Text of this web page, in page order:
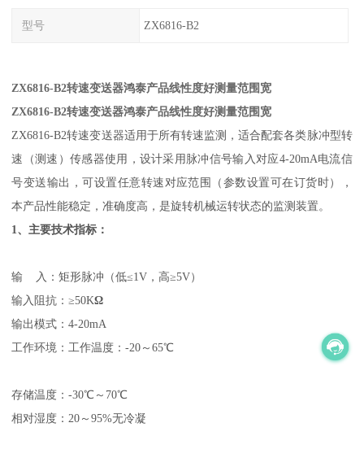
型号 ZX6816-B2
ZX6816-B2转速变送器鸿泰产品线性度好测量范围宽
ZX6816-B2转速变送器鸿泰产品线性度好测量范围宽
ZX6816-B2转速变送器适用于所有转速监测，适合配套各类脉冲型转
速（测速）传感器使用，设计采用脉冲信号输入对应4-20mA电流信
号变送输出，可设置任意转速对应范围（参数设置可在订货时），
本产品性能稳定，准确度高，是旋转机械运转状态的监测装置。
1、主要技术指标：
输 入：矩形脉冲（低≤1V，高≥5V）
输入阻抗：≥50KΩ
输出模式：4-20mA
工作环境：工作温度：-20～65℃
存储温度：-30℃～70℃
相对湿度：20～95%无冷凝